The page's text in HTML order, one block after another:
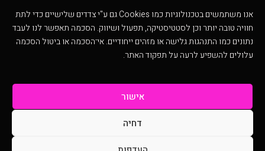
אנו משתמשים בטכנולוגיות כמו Cookies גם ע"י צדדים שלישיים כדי לתת
חוויה טובה יותר וכן לסטטיסטיקה, תפעול ושיווק. הסכמה תאפשר לנו לעבד
נתונים כמו התנהגות גלישה או מזהים ייחודיים. אי־הסכמה או ביטול הסכמה
עלולים להשפיע לרעה על תפקוד האתר.
אישור
דחיה